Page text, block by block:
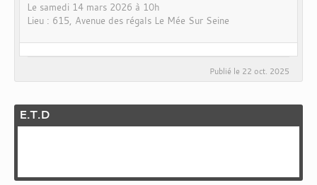
Le samedi 14 mars 2026 à 10h
Lieu : 615, Avenue des régals Le Mée Sur Seine
Publié le 22 oct. 2025
E.T.D